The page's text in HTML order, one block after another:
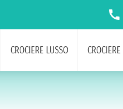
CROCIERE LUSSO CROCIERE